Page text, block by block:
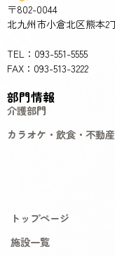
〒802-0044
北九州市小倉北区熊本2
TEL：093-551-5555
FAX：093-513-3222
部門情報
介護部門
カラオケ・飲食・不動
トップページ
施設一覧